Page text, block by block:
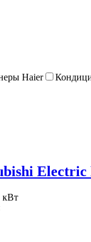
Haier
кВт